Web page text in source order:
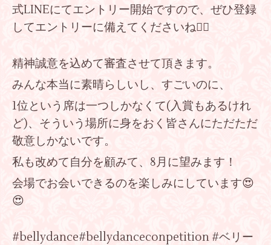
式LINEにてエントリー開始ですので、ぜひ登録
してエントリーに備えてくださいね❤️‍🔥
精神誠意を込めて審査させて頂きます。
みんな本当に素晴らしいし、すごいのに、
1位という席は一つしかなくて(入賞もあるけれ
ど)、そういう場所に身をおく皆さんにただただ
敬意しかないです。
私も改めて自分を顧みて、8月に望みます！
会場でお会いできるのを楽しみにしています😍
😍
#bellydance#bellydanceconpetition #ベリー